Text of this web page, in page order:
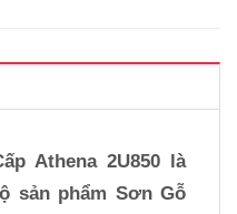
Athena 2U850 là
sản phẩm Sơn Gỗ